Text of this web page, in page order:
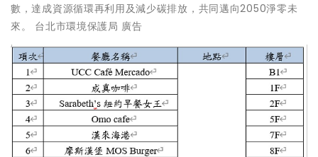
數，達成資源循環再利用及減少碳排放，共同邁向2050淨零未
來。 台北市環境保護局 廣告